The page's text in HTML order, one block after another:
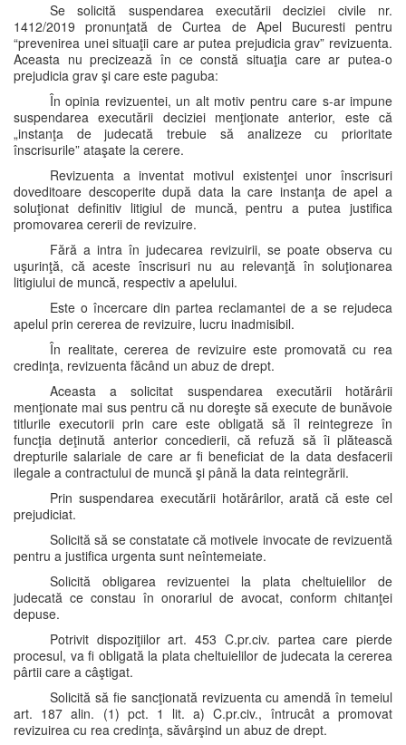
Se solicită suspendarea executării deciziei civile nr.
1412/2019 pronunţată de Curtea de Apel Bucuresti pentru
“prevenirea unei situaţii care ar putea prejudicia grav” revizuenta.
Aceasta nu precizează în ce constă situaţia care ar putea-o
prejudicia grav şi care este paguba:
În opinia revizuentei, un alt motiv pentru care s-ar impune
suspendarea executării deciziei menţionate anterior, este că
„instanţa de judecată trebuie să analizeze cu prioritate
înscrisurile” ataşate la cerere.
Revizuenta a inventat motivul existenţei unor înscrisuri
doveditoare descoperite după data la care instanţa de apel a
soluţionat definitiv litigiul de muncă, pentru a putea justifica
promovarea cererii de revizuire.
Fără a intra în judecarea revizuirii, se poate observa cu
uşurinţă, că aceste înscrisuri nu au relevanţă în soluţionarea
litigiului de muncă, respectiv a apelului.
Este o încercare din partea reclamantei de a se rejudeca
apelul prin cererea de revizuire, lucru inadmisibil.
În realitate, cererea de revizuire este promovată cu rea
credinţa, revizuenta făcând un abuz de drept.
Aceasta a solicitat suspendarea executării hotărârii
menţionate mai sus pentru că nu doreşte să execute de bunăvoie
titlurile executorii prin care este obligată să îl reintegreze în
funcţia deţinută anterior concedierii, că refuză să îi plătească
drepturile salariale de care ar fi beneficiat de la data desfacerii
ilegale a contractului de muncă şi până la data reintegrării.
Prin suspendarea executării hotărârilor, arată că este cel
prejudiciat.
Solicită să se constatate că motivele invocate de revizuentă
pentru a justifica urgenta sunt neîntemeiate.
Solicită obligarea revizuentei la plata cheltuielilor de
judecată ce constau în onorariul de avocat, conform chitanţei
depuse.
Potrivit dispoziţiilor art. 453 C.pr.civ. partea care pierde
procesul, va fi obligată la plata cheltuielilor de judecata la cererea
pârtii care a câştigat.
Solicită să fie sancţionată revizuenta cu amendă în temeiul
art. 187 alin. (1) pct. 1 lit. a) C.pr.civ., întrucât a promovat
revizuirea cu rea credinţa, săvârşind un abuz de drept.